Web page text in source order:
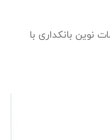
نوین بانکداری با